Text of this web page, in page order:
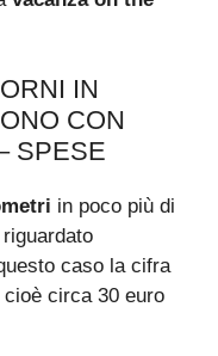
IN
CON
SPESE
in poco più di
caso la cifra
cioè circa 30 euro